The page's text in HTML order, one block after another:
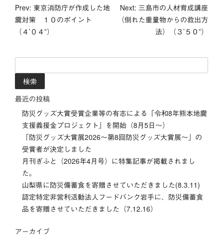
投
稿
ナ
ビ
ゲ
ー
シ
ョ
ン
Prev: 東京消防庁が作成した地
震対策 １０のポイント
（４’０４”）
Next: 三島市の人材育成講座
（倒れた重量物からの救出方
法）（３’５０”）
索:
最近の投稿
防災グッズ大賞受賞企業等の有志による「令和8年熊本地震
支援義援金プロジェクト」を開始（8月5日～）
「防災グッズ⼤賞展2026〜第8回防災グッズ⼤賞展〜」の
受賞者が決定しました
月刊ぎふと（2026年4月号）に特集記事が掲載されまし
た。
山梨県に防災備蓄食を寄贈させていただきました(8.3.11)
認定特定非営利活動法人フードバンク岩手に、防災備蓄食
品を寄贈させていただきました（7.12.16）
アーカイブ